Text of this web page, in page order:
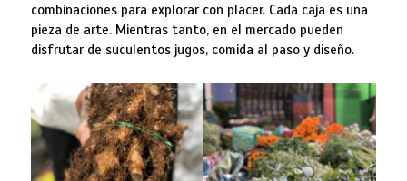
combinaciones para explorar con placer. Cada caja es una
pieza de arte. Mientras tanto, en el mercado pueden
disfrutar de suculentos jugos, comida al paso y diseño.